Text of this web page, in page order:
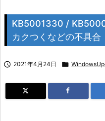
KB5001330 /
カクつくなどの不具合
 2021年4月24日 